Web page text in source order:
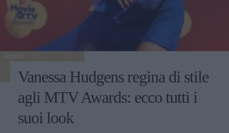
MODA
Vanessa Hudgens regina di stile
agli MTV Awards: ecco tutti i
suoi look